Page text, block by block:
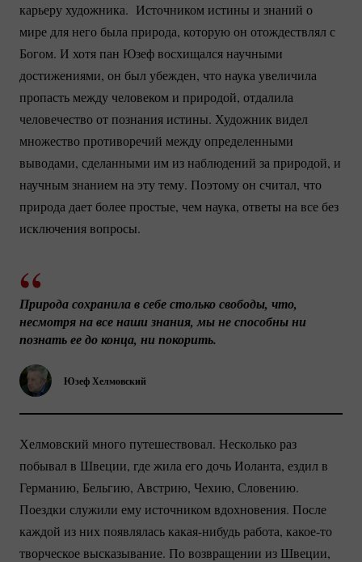
карьеру художника. Источником истины и знаний о
мире для него была природа, которую он отождествлял с
Богом. И хотя пан Юзеф восхищался научными
достижениями, он был убежден, что наука увеличила
пропасть между человеком и природой, отдалила
человечество от познания истины. Художник видел
множество противоречий между определенными
выводами, сделанными им из наблюдений за природой, и
научным знанием на эту тему. Поэтому он считал, что
природа дает более простые, чем наука, ответы на все без
исключения вопросы.
Юзеф Хелмовский
Природа сохранила в себе столько свободы, что,
несмотря на все наши знания, мы не способны ни
познать ее до конца, ни покорить.
Хелмовский много путешествовал. Несколько раз
побывал в Швеции, где жила его дочь Иоланта, ездил в
Германию, Бельгию, Австрию, Чехию, Словению.
Поездки служили ему источником вдохновения. После
каждой из них появляласькакая-нибудь работа, какое-то
творческое высказывание. По возвращении из Швеции,